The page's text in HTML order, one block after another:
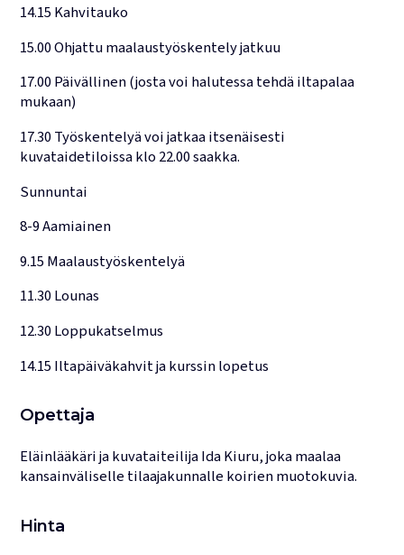
14.15 Kahvitauko
15.00 Ohjattu maalaustyöskentely jatkuu
17.00 Päivällinen (josta voi halutessa tehdä iltapalaa
mukaan)
17.30 Työskentelyä voi jatkaa itsenäisesti
kuvataidetiloissa klo 22.00 saakka.
Sunnuntai
8-9 Aamiainen
9.15 Maalaustyöskentelyä
11.30 Lounas
12.30 Loppukatselmus
14.15 Iltapäiväkahvit ja kurssin lopetus
Opettaja
Eläinlääkäri ja kuvataiteilija Ida Kiuru, joka maalaa
kansainväliselle tilaajakunnalle koirien muotokuvia.
Hinta